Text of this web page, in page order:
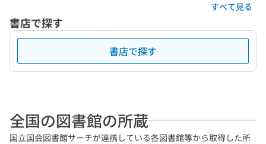
すべて見る
書店で探す
書店で探す
全国の図書館の所蔵
国立国会図書館サーチが連携している各図書館等から取得した所